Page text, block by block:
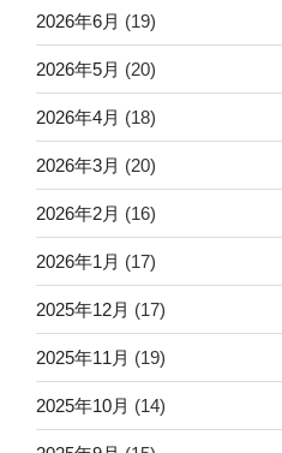
2026年6月 (19)
2026年5月 (20)
2026年4月 (18)
2026年3月 (20)
2026年2月 (16)
2026年1月 (17)
2025年12月 (17)
2025年11月 (19)
2025年10月 (14)